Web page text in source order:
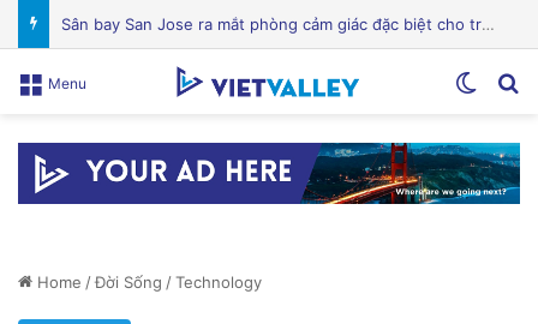
Mỹ lên án Trung Quốc lợi dụng vấn đề môi trường để tăng cường yêu sách Biển Đông
Menu
Home /Đời Sống /Technology